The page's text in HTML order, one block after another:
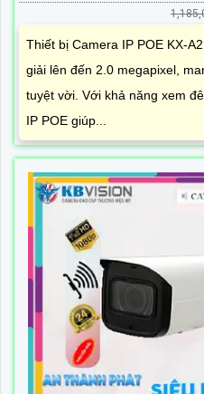
Thiết bị Camera IP POE KX-
giải lên đến 2.0 megapixel,
tuyệt vời. Với khả năng xem
IP POE giúp...